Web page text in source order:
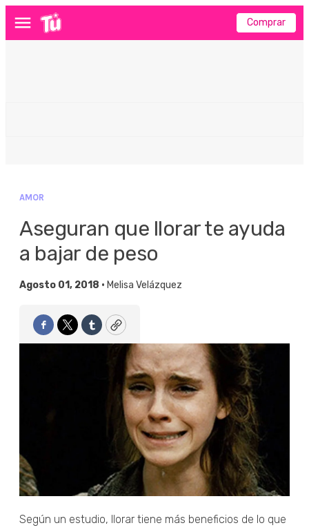
Menú Comprar
AMOR
Aseguran que llorar te ayuda
a bajar de peso
Agosto 01, 2018 • Melisa Velázquez
Facebook
TwitterTumblrCopy
Según un estudio, llorar tiene más beneficios de lo que